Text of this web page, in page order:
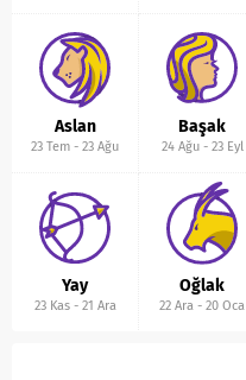
Aslan
23 Tem -23 Ağu
Başak
24 Ağu- 23 Eyl
Yay
23 Kas- 21 Ara
Oğlak
22 Ara -20 Oca